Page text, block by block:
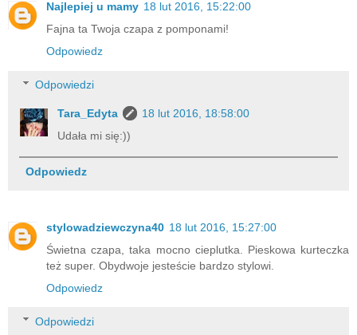
Najlepiej u mamy 18 lut 2016, 15:22:00
Fajna ta Twoja czapa z pomponami!
Odpowiedz
Odpowiedzi
Tara_Edyta
18 lut 2016, 18:58:00
Udała mi się:))
Odpowiedz
stylowadziewczyna40 18 lut 2016, 15:27:00
Świetna czapa, taka mocno cieplutka. Pieskowa kurteczka
też super. Obydwoje jesteście bardzo stylowi.
Odpowiedz
Odpowiedzi